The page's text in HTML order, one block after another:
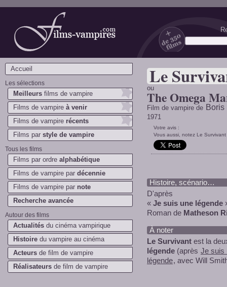
Films-vampires.com
Accueil
Les sélections
Meilleurs films de vampire
Films de vampire à venir
Films de vampire récents
Films par style de vampire
Tous les films
Films par ordre alphabétique
Films de vampire par décennie
Films de vampire par note
Recherche avancée
Autour des films
Actualités du cinéma vampirique
Histoire du vampire au cinéma
Acteurs de film de vampire
Réalisateurs de film de vampire
Le
ou
The Omega
Film de vampire de Boris
1971
Votre avis :
Vous aussi, notez Le
Histoire, scénario…
D'après
« Je suis une légende
Roman de Matheson
À noter
Le Survivant est la
légende (après Je suis
légende, avec Will